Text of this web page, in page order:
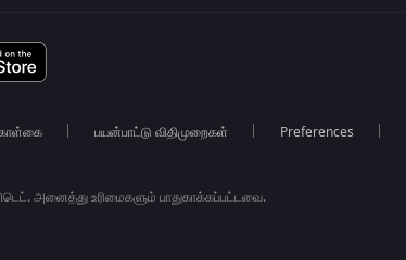
பயன்பாட்டு விதிமுறைகள் Preferences
அனைத்து உரிமைகளும் பாதுகாக்கப்பட்டவை.